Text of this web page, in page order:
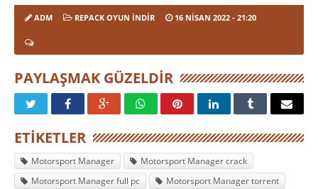
ADM REPACK OYUN İNDIR 16 NISAN 2022 - 21:20
PAYLAŞMAK GÜZELDIR
ETIKETLER
Motorsport Manager
Motorsport Manager crack
Motorsport Manager full pc
Motorsport Manager torrent